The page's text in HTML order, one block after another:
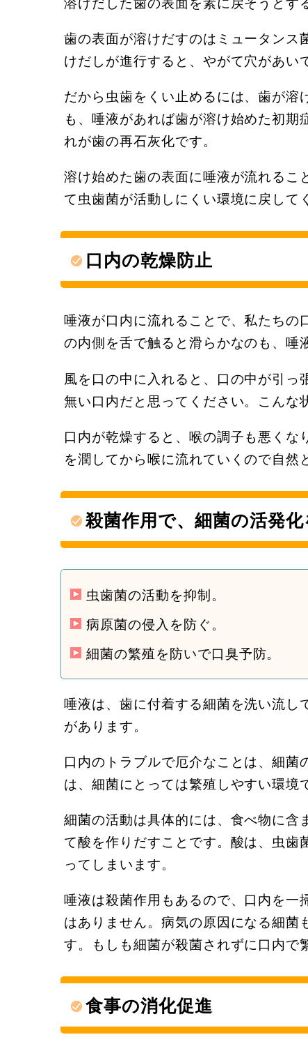
歯の表面が溶けだすのはミュータン
けだしが進行すると、やがて穴があい
だから虫歯をくい止めるには、歯が
も、唾液があれば歯が溶け始めた初
れが歯の再石灰化です。
溶け始めた歯の表面に唾液が流れるこ
て虫歯菌が活動しにくい環境に戻して
口内の乾燥防止
唾液が口内に流れることで、私たち
の内側を舌で触ると滑らかなのも、唾
風を口の中に入れると、口の中が引
無い口内だと思ってください。こんな
口内が乾燥すると、喉の調子も悪く
を潤してから喉に流れていくので自然
殺菌作用で、細菌の活発
虫歯菌の活動を抑制。
病原菌の侵入を防ぐ。
細菌の繁殖を防いで口臭予防。
唾液は、歯に付着する細菌を洗い流し
があります。
口内のトラブルで厄介なことは、細
は、細菌にとっては繁殖しやすい環境
細菌の活動は具体的には、食べ物に含
て酸を作りだすことです。酸は、虫
ってしまいます。
唾液は殺菌作用もあるので、口内を
はありません。病気の原因になる細菌
す。もしも細菌が殺菌されずに口内で
食事の消化促進